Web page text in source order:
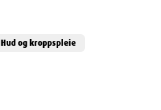
Hud og kroppspleie